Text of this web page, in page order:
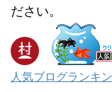
ださい。
人気ブログランキ